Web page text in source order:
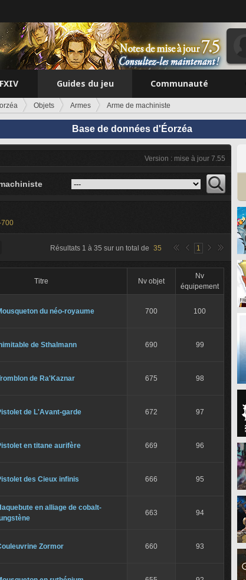
Guides du jeu Communauté
Objets Armes Arme de machiniste
Base de données d'Éorzéa
Version : mise à jour 7.55
Résultats 1 à 35 sur un total de 35 1
Titre Nv objet
Nv
équipement
du néo-royaume 700 100
de Sthalmann 690 99
de Ra'Kaznar 675 98
de L'Avant-garde 672 97
en titane aurifère 669 96
des Cieux infinis 666 95
en alliage de cobalt-
663 94
Zormor 660 93